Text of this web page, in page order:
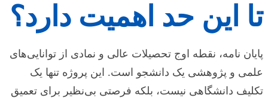
تا این حد اهمیت دارد؟
پایان نامه، نقطه اوج تحصیلات عالی و نمادی از توانایی‌های
علمی و پژوهشی یک دانشجو است. این پروژه تنها یک
تکلیف دانشگاهی نیست، بلکه فرصتی بی‌نظیر برای تعمیق